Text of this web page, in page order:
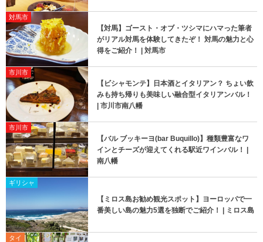
対馬市
【対馬】ゴースト・オブ・ツシマにハマった筆者
がリアル対馬を体験してきたぞ！ 対馬の魅力と心
得をご紹介！ | 対馬市
市川市
【ビシャモンテ】日本酒とイタリアン？ ちょい飲
みも持ち帰りも美味しい融合型イタリアンバル！
| 市川市南八幡
市川市
【バル ブッキーヨ(bar Buquillo)】種類豊富なワ
インとチーズが迎えてくれる駅近ワインバル！ |
南八幡
ギリシャ
【ミロス島お勧め観光スポット】ヨーロッパで一
番美しい島の魅力5選を独断でご紹介！ | ミロス島
タイ